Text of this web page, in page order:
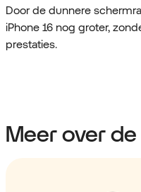
Door de dunnere
iPhone 16 nog groter,
prestaties.
Meer over de